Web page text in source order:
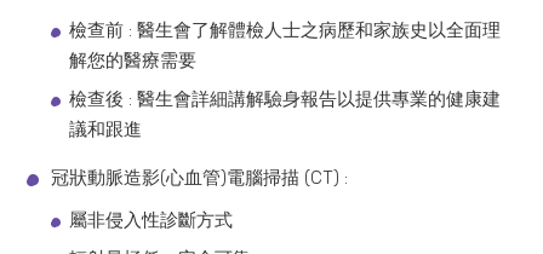
檢查前 : 醫生會了解體檢人士之病歷和家族史以全面理
解您的醫療需要
檢查後 : 醫生會詳細講解驗身報告以提供專業的健康建
議和跟進
冠狀動脈造影(心血管)電腦掃描 (CT) :
屬非侵入性診斷方式